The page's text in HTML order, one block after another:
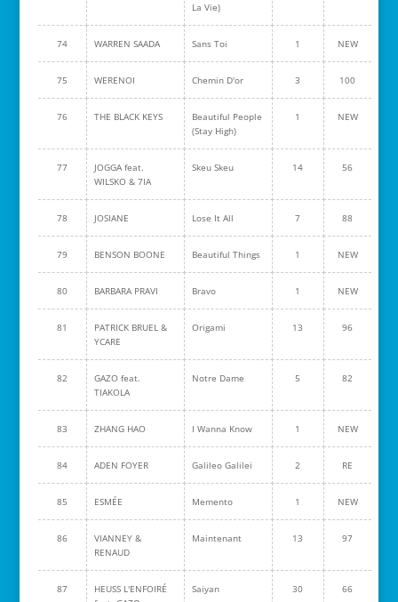
La Vie)
74 WARREN SAADA Sans Toi 1 NEW
75 WERENOI Chemin D'or 3 100
76 THE BLACK KEYS
Beautiful People
(Stay High)
1 NEW
77
JOGGA feat.
WILSKO & 7IA
Skeu Skeu 14 56
78 JOSIANE Lose It All 7 88
79 BENSON BOONE Beautiful Things 1 NEW
80 BARBARA PRAVI Bravo 1 NEW
81
PATRICK BRUEL &
YCARE
Origami 13 96
82
GAZO feat.
TIAKOLA
Notre Dame 5 82
83 ZHANG HAO I Wanna Know 1 NEW
84 ADEN FOYER Galileo Galilei 2 RE
85 ESMÉE Memento 1 NEW
86
VIANNEY &
RENAUD
Maintenant 13 97
87
HEUSS L'ENFOIRÉ
Saiyan 30 66